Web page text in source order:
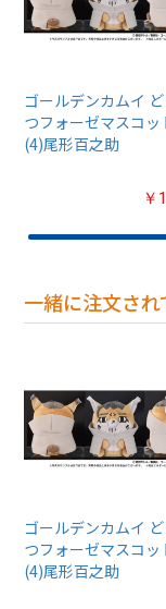
ゴールデンカムイ
つフォーゼマスコッ
(4)尾形百之助
￥
一緒に注文さ
ゴールデンカムイ
つフォーゼマスコッ
(4)尾形百之助